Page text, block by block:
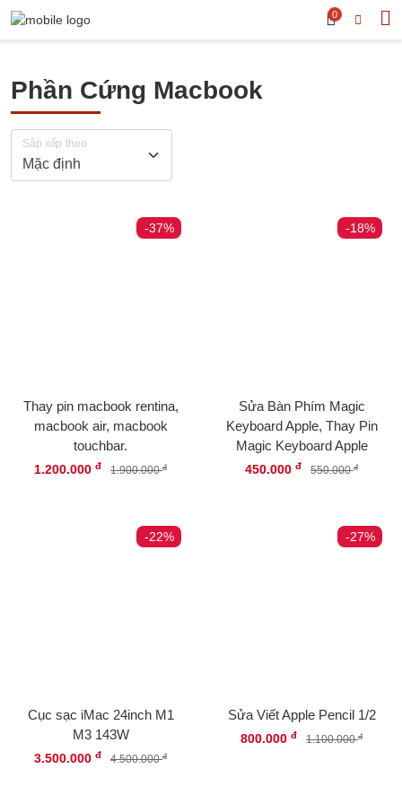
0
Phần Cứng Macbook
Sắp xếp theo
-37%
Thay pin macbook rentina,
macbook air, macbook
touchbar.
1.200.000 đ 1.900.000đ
-18%
Sửa Bàn Phím Magic
Keyboard Apple, Thay Pin
Magic Keyboard Apple
450.000 đ 550.000đ
-22%
Cục sạc iMac 24inch M1
M3 143W
3.500.000 đ 4.500.000đ
-27%
Sửa Viết Apple Pencil 1/2
800.000 đ 1.100.000đ